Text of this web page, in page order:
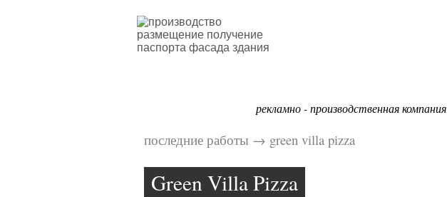
рекламно - производственная компания
последние работы → green villa pizza
Green Villa Pizza